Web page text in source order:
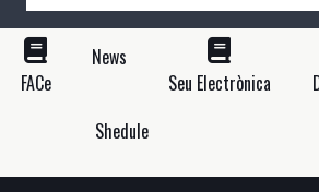
FACe
News
Seu Electrònica
Shedule